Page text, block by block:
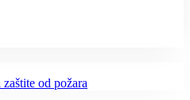
od požara